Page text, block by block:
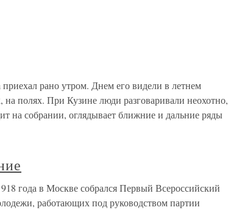
рано утром. Днем его видели в летнем
на полях. При Кузине люди разговаривали неохотно,
на собрании, оглядывает ближние и дальние ряды
года в Москве собрался Первый Всероссийский
работающих под руководством партии